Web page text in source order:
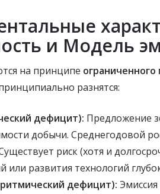
и Модель
на принципе
разнятся:
дефицит): Предложение
добычи. Среднегодовой
риск (хотя и
или развития технологий
дефицит):